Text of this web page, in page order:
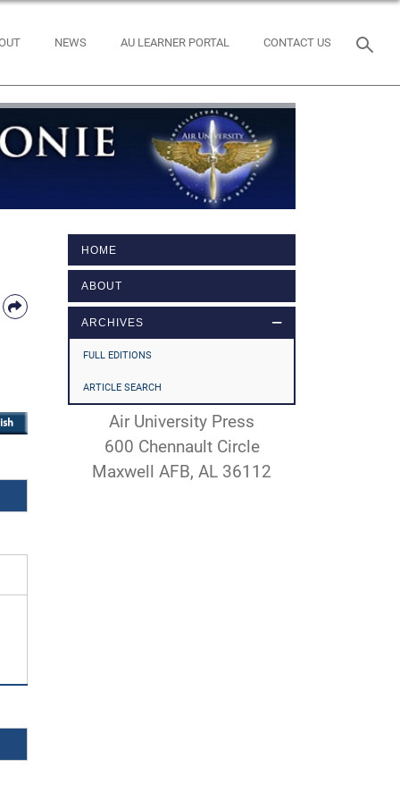
NEWS AU LEARNER PORTAL CONTACT US
HOME
ABOUT
ARCHIVES
FULL EDITIONS
ARTICLE SEARCH
Air University Press
600 Chennault Circle
Maxwell AFB, AL 36112